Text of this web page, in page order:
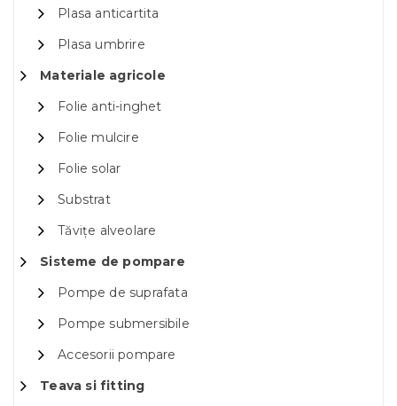
Plasa anticartita
Plasa umbrire
Materiale agricole
Folie anti-inghet
Folie mulcire
Folie solar
Substrat
Tăvițe alveolare
Sisteme de pompare
Pompe de suprafata
Pompe submersibile
Accesorii pompare
Teava si fitting